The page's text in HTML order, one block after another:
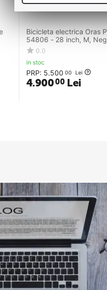
Bicicleta electrica Oras
54806 - 28 inch, M,
0.0
in stoc
PRP: 5.500 00 Lei
4.90000 Lei